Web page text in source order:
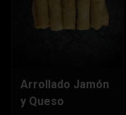
Arrollado Jamón
y Queso